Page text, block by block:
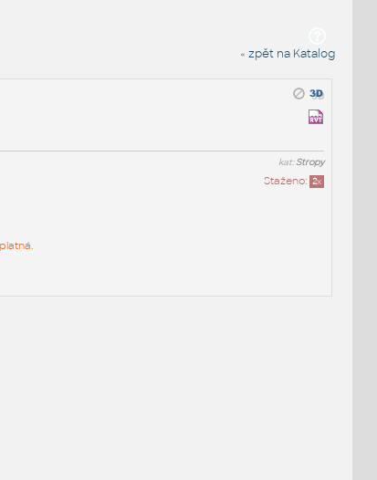
« zpět na Katalog
kat:Stropy
Staženo: 2x